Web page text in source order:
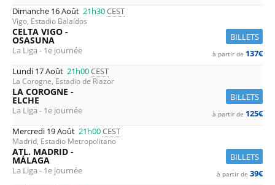
Dimanche 16 Août 21h30CEST
Vigo, Estadio Balaídos
BILLETS
CELTA VIGO -
OSASUNA
La Liga - 1e journée à partir de 137€
Lundi 17 Août 21h00CEST
La Corogne, Estadio de Riazor
BILLETS
LA COROGNE -
ELCHE
La Liga - 1e journée à partir de 125€
Mercredi 19 Août 21h00CEST
Madrid, Estadio Metropolitano
BILLETS
ATL. MADRID -
MÁLAGA
La Liga - 1e journée à partir de 39€